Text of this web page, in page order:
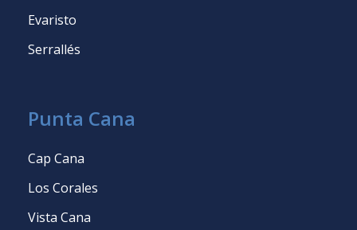
Evaristo
Serrallés
Punta Cana
Cap Cana
Los Corales
Vista Cana